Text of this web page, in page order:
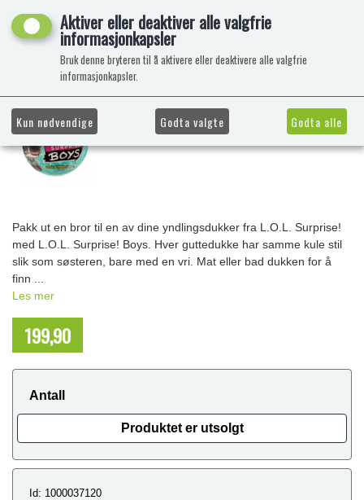
Pakk ut en bror til en av dine yndlingsdukker fra L.O.L. Surprise!
med L.O.L. Surprise! Boys. Hver guttedukke har samme kule stil
slik som søsteren, bare med en vri. Mat eller bad dukken for å
finn ...
Les mer
199,90
Antall
Produktet er utsolgt
Id: 1000037120
Aktiver eller deaktiver alle valgfrie
informasjonkapsler
Bruk denne bryteren til å aktivere eller deaktivere alle valgfrie
informasjonkapsler.
Kun nødvendige Godta valgte Godta alle